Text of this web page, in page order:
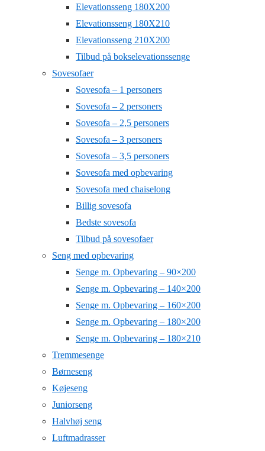
Elevationsseng 180X200
Elevationsseng 180X210
Elevationsseng 210X200
Tilbud på bokselevationssenge
Sovesofaer
Sovesofa – 1 personers
Sovesofa – 2 personers
Sovesofa – 2,5 personers
Sovesofa – 3 personers
Sovesofa – 3,5 personers
Sovesofa med opbevaring
Sovesofa med chaiselong
Billig sovesofa
Bedste sovesofa
Tilbud på sovesofaer
Seng med opbevaring
Senge m. Opbevaring – 90×200
Senge m. Opbevaring – 140×200
Senge m. Opbevaring – 160×200
Senge m. Opbevaring – 180×200
Senge m. Opbevaring – 180×210
Tremmesenge
Børneseng
Køjeseng
Juniorseng
Halvhøj seng
Luftmadrasser